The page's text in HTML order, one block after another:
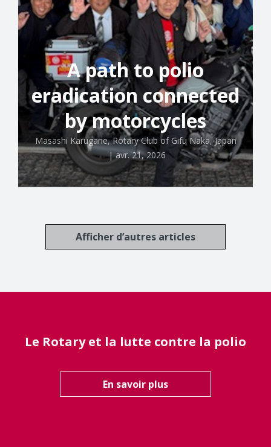
A path to polio
eradication connected
by motorcycles
Masashi Karugane, Rotary Club of Gifu Naka, Japan
|avr. 21, 2026
Afficher d’autres articles
Le Rotary et la lutte contre la polio
En savoir plus